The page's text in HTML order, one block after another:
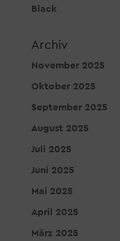
Black
Archiv
November 2025
Oktober 2025
September 2025
August 2025
Juli 2025
Juni 2025
Mai 2025
April 2025
März 2025